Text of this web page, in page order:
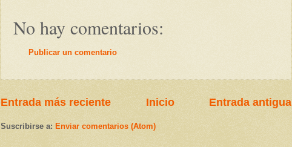
No hay comentarios:
Publicar un comentario
Entrada más reciente Entrada antigua
Inicio
Suscribirse a: Enviar comentarios (Atom)